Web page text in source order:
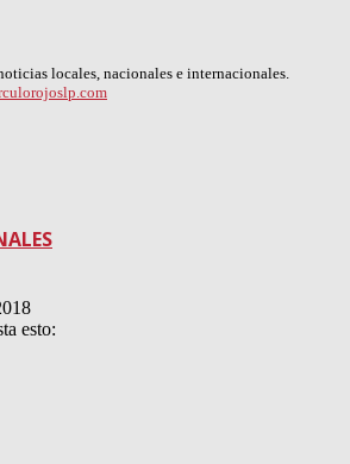
locales, nacionales e internacionales.
esto: